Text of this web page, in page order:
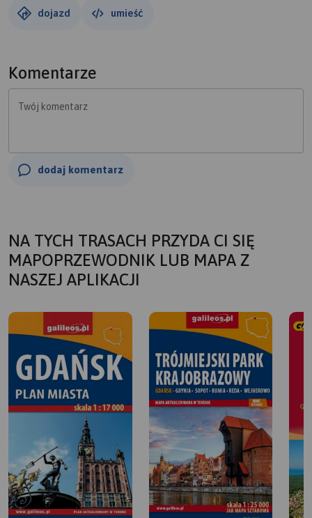
dojazd umieść
Komentarze
Twój komentarz
dodaj komentarz
NA TYCH TRASACH PRZYDA CI SIĘ
MAPOPRZEWODNIK LUB MAPA Z
NASZEJ APLIKACJI